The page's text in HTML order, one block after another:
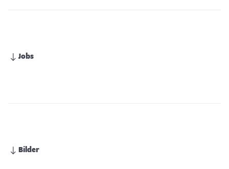
Jobs
Bilder